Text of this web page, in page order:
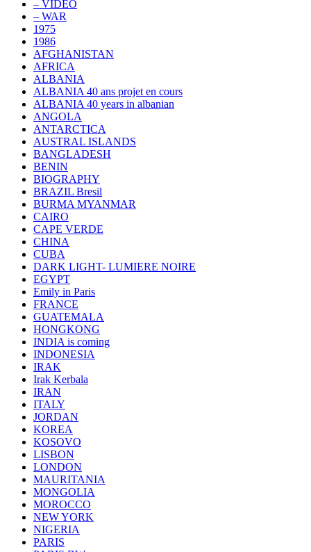
– VIDEO
– WAR
1975
1986
AFGHANISTAN
AFRICA
ALBANIA
ALBANIA 40 ans projet en cours
ALBANIA 40 years in albanian
ANGOLA
ANTARCTICA
AUSTRAL ISLANDS
BANGLADESH
BENIN
BIOGRAPHY
BRAZIL Bresil
BURMA MYANMAR
CAIRO
CAPE VERDE
CHINA
CUBA
DARK LIGHT- LUMIERE NOIRE
EGYPT
Emily in Paris
FRANCE
GUATEMALA
HONGKONG
INDIA is coming
INDONESIA
IRAK
Irak Kerbala
IRAN
ITALY
JORDAN
KOREA
KOSOVO
LISBON
LONDON
MAURITANIA
MONGOLIA
MOROCCO
NEW YORK
NIGERIA
PARIS